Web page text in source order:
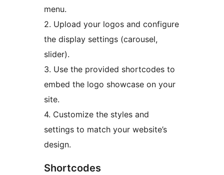
menu.
2. Upload your logos and configure
the display settings (carousel,
slider).
3. Use the provided shortcodes to
embed the logo showcase on your
site.
4. Customize the styles and
settings to match your website’s
design.
Shortcodes